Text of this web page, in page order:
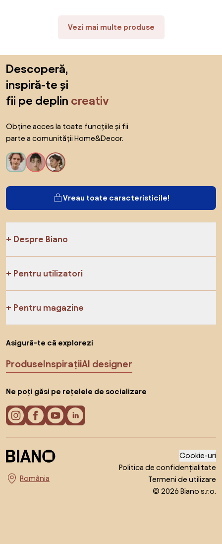
Vezi mai multe produse
Descoperă,
inspiră-te și
fii pe deplin creativ
Obține acces la toate funcțiile și fii
parte a comunității Home&Decor.
Vreau toate caracteristicile!
Despre Biano
Pentru utilizatori
Pentru magazine
Asigură-te că explorezi
ProduseInspirațiiAI designer
Ne poți găsi pe rețelele de socializare
Alege țara
Cookie-uri
Politica de confidențialitate
Termeni de utilizare
© 2026 Biano s.r.o.